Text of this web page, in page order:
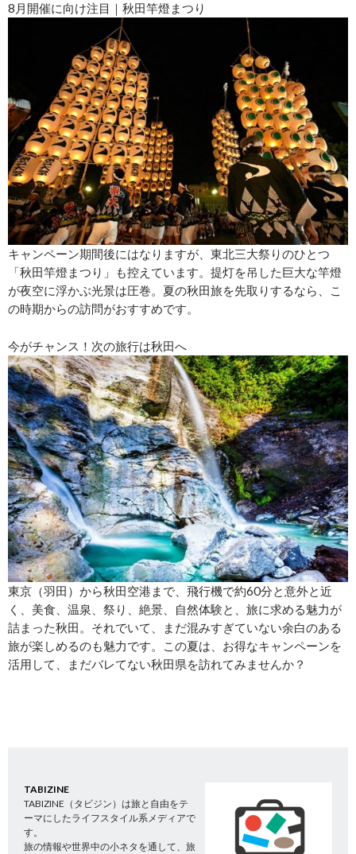
8月開催に向け注目｜秋田竿燈まつり
キャンペーン期間後にはなりますが、東北三大祭りのひとつ
「秋田竿燈まつり」も控えています。提灯を吊した巨大な竿燈
が夜空に浮かぶ光景は圧巻。夏の秋田旅を先取りするなら、こ
の時期からの訪問がおすすめです。
今がチャンス！次の旅行は秋田へ
東京（羽田）から秋田空港まで、飛行機で約60分と意外と近
く、美食、温泉、祭り、絶景、自然体験と、旅に求める魅力が
詰まった秋田。それでいて、まだ混みすぎていない余白のある
旅が楽しめるのも魅力です。この夏は、お得なキャンペーンを
活用して、まだバレてない秋田県を訪れてみませんか？
TABIZINE
TABIZINE（タビジン）は旅と自由をテ
ーマにしたライフスタイル系メディアで
す。
旅の情報や世界中の小ネタを通して、旅